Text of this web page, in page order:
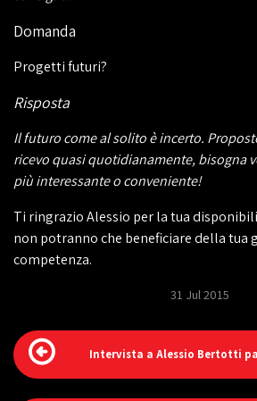
Domanda
Progetti futuri?
Risposta
Il futuro come al solito è incerto.
ricevo quasi quotidianamente, bisogna
più interessante o conveniente!
Ti ringrazio Alessio per la tua
non potranno che beneficiare della tua
competenza.
31 Jul 2015
Intervista a Alessio Bertotti